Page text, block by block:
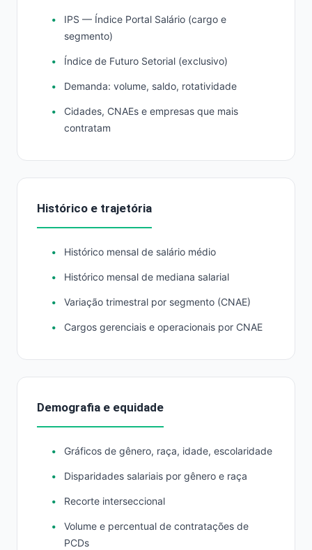
IPS — Índice Portal Salário (cargo e
segmento)
Índice de Futuro Setorial (exclusivo)
Demanda: volume, saldo, rotatividade
Cidades, CNAEs e empresas que mais
contratam
Histórico e trajetória
Histórico mensal de salário médio
Histórico mensal de mediana salarial
Variação trimestral por segmento (CNAE)
Cargos gerenciais e operacionais por CNAE
Demografia e equidade
Gráficos de gênero, raça, idade, escolaridade
Disparidades salariais por gênero e raça
Recorte interseccional
Volume e percentual de contratações de
PCDs